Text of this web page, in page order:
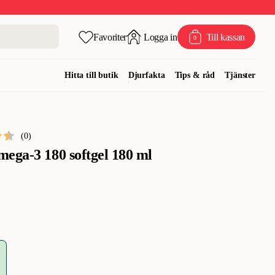
Favoriter Logga in 0 Till kassan
Hitta till butik Djurfakta Tips & råd Tjänster
3 180 softgel 180 ml
(0)